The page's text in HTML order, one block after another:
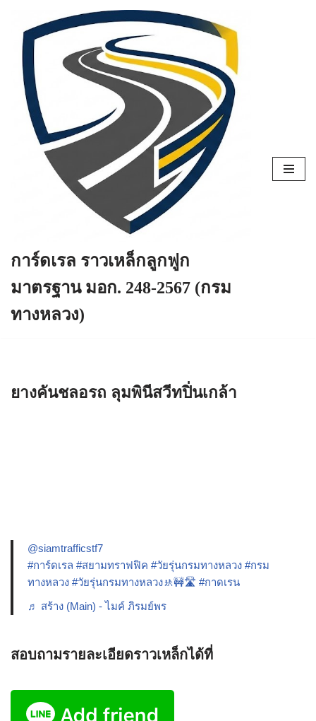
Skip
content
การ์ดเรล ราวเหล็กลูกฟูก
มาตรฐาน มอก. 248-2567 (กรม
ทางหลวง)
ยางคันชลอรถ ลุมพินีสวีทปิ่นเกล้า
@siamtrafficstf7
#การ์ดเรล #สยามทราฟฟิค #วัยรุ่นกรมทางหลวง #กรม
ทางหลวง #วัยรุ่นกรมทางหลวง🚸🚧🛣️ #กาดเรน
♬ สร้าง (Main) - ไมค์ ภิรมย์พร
สอบถามรายละเอียดราวเหล็กได้ที่